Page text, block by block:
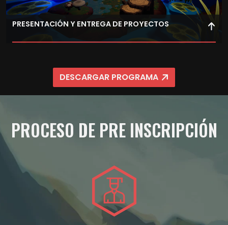
PRESENTACIÓN Y ENTREGA DE PROYECTOS
de diseño y mostrando tu capacidad para desarrollar
experiencias completas.DESCARGAR PROGRAMA
PROCESO DE PRE INSCRIPCIÓN